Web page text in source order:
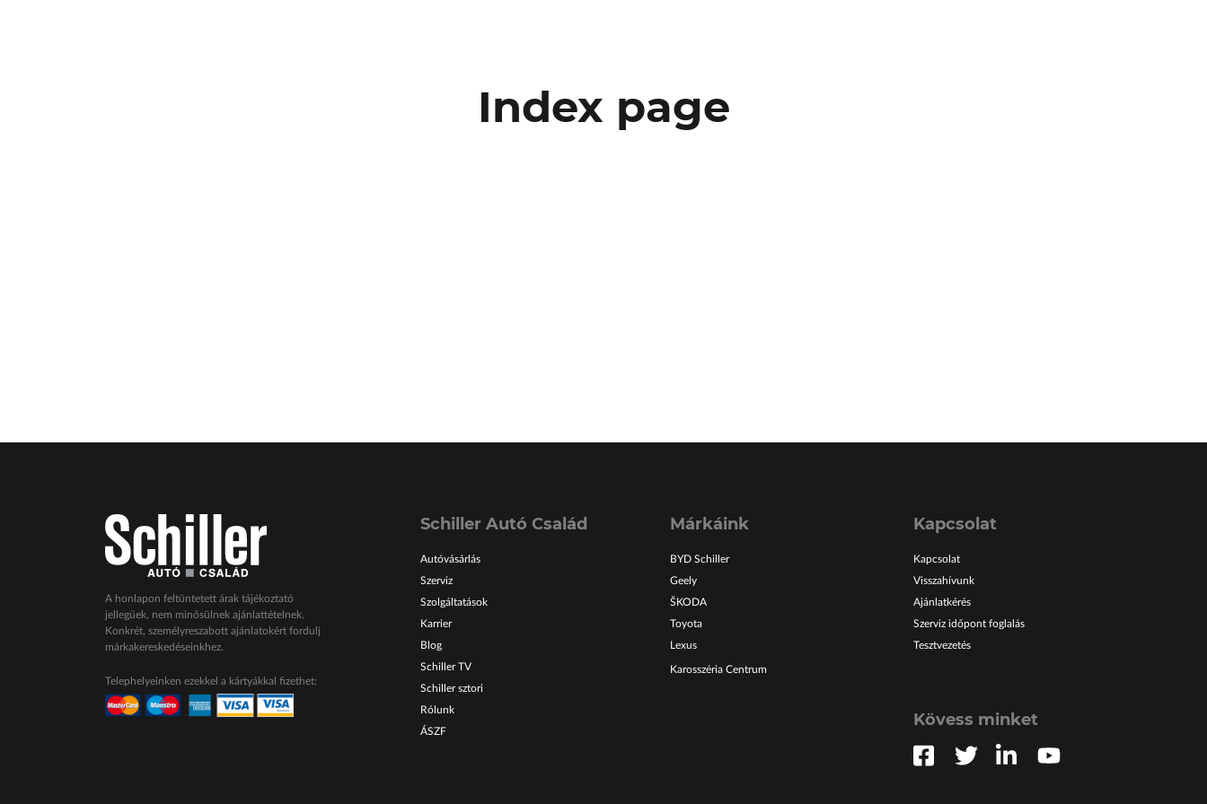
Index page
A honlapon feltüntetett árak tájékoztató
jellegűek, nem minősülnek ajánlattételnek.
Konkrét, személyreszabott ajánlatokért fordulj
márkakereskedéseinkhez.
Telephelyeinken ezekkel a kártyákkal fizethet:
Schiller Autó Család
Autóvásárlás
Szerviz
Szolgáltatások
Karrier
Blog
Schiller TV
Schiller sztori
Rólunk
ÁSZF
Márkáink
BYD Schiller
Geely
ŠKODA
Toyota
Lexus
Karosszéria Centrum
Kapcsolat
Kapcsolat
Visszahívunk
Ajánlatkérés
Szerviz időpont foglalás
Tesztvezetés
Kövess minket